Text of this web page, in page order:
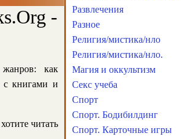
-
как
с книгами и
читать
Развлечения
Разное
Религия/мистика/нло
Религия/мистика/нло.
Магия и оккультизм
Секс учеба
Спорт
Спорт. Бодибилдинг
Спорт. Карточные игры